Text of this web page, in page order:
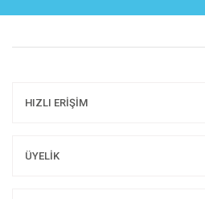
HIZLI ERİŞİM
ÜYELİK